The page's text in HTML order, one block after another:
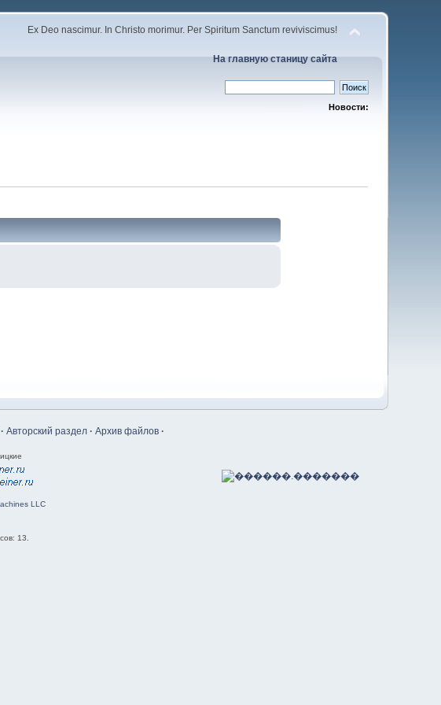
Ex Deo nascimur. In Christo morimur. Per Spiritum Sanctum reviviscimus!
На главную станицу сайта
Новости:
· Авторский раздел · Архив файлов ·
LLC
13.